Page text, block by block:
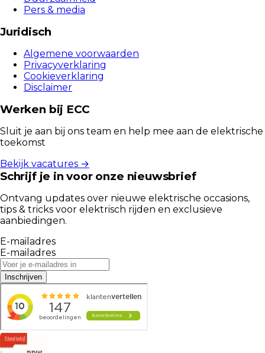
Pers & media
Juridisch
Algemene voorwaarden
Privacyverklaring
Cookieverklaring
Disclaimer
Werken bij ECC
Sluit je aan bij ons team en help mee aan de elektrische
toekomst
Bekijk vacatures →
Schrijf je in voor onze nieuwsbrief
Ontvang updates over nieuwe elektrische occasions,
tips & tricks voor elektrisch rijden en exclusieve
aanbiedingen.
E-mailadres
E-mailadres
Inschrijven